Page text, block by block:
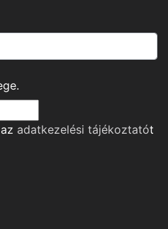
adatkezelési tájékoztatót